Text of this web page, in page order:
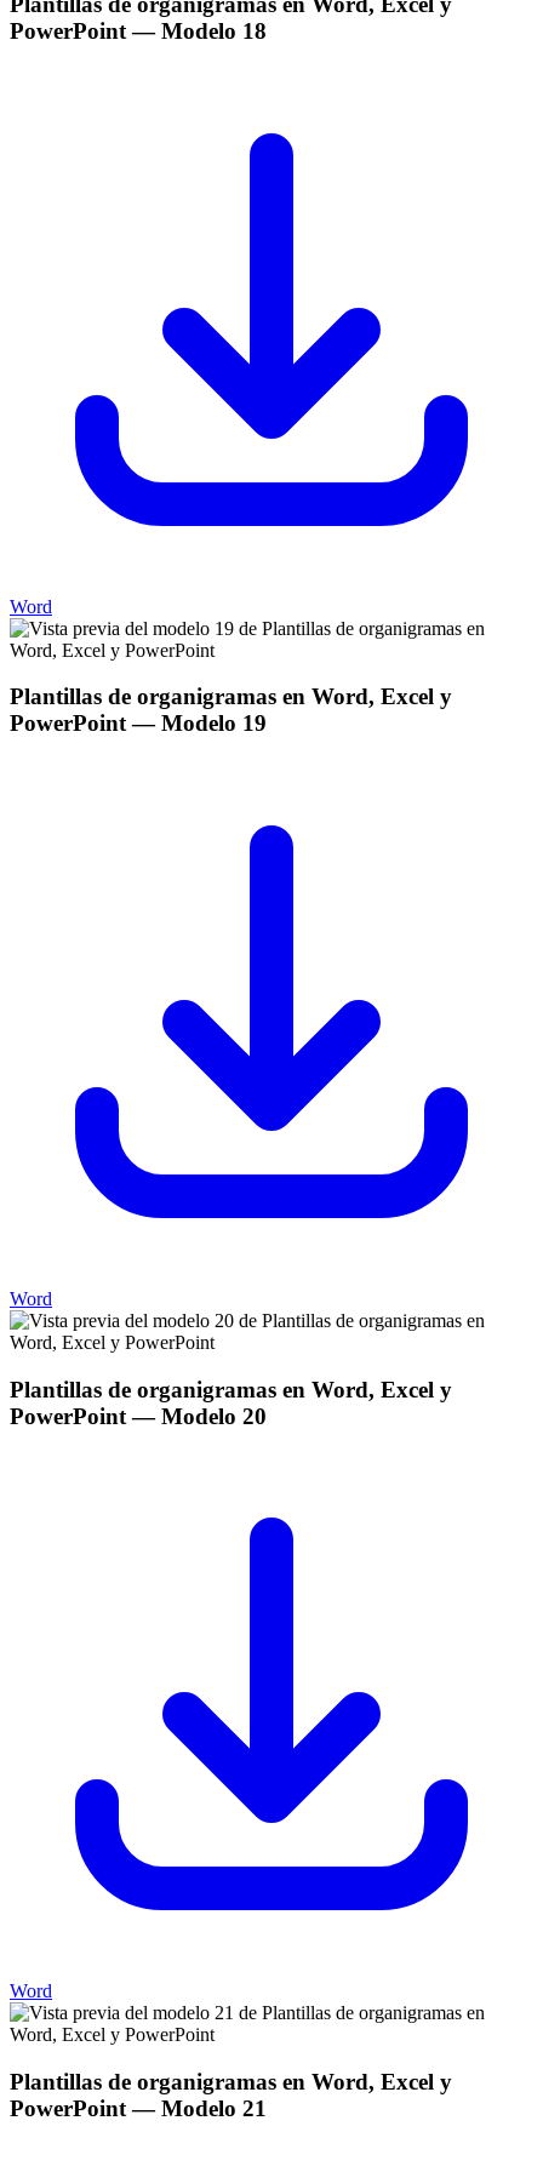
PowerPoint— Modelo 18
Word
Plantillas de organigramas en Word, Excel y
PowerPoint— Modelo 19
Word
Plantillas de organigramas en Word, Excel y
PowerPoint— Modelo 20
Word
Plantillas de organigramas en Word, Excel y
PowerPoint— Modelo 21